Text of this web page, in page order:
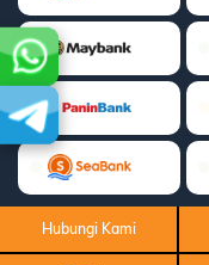
Hubungi Kami